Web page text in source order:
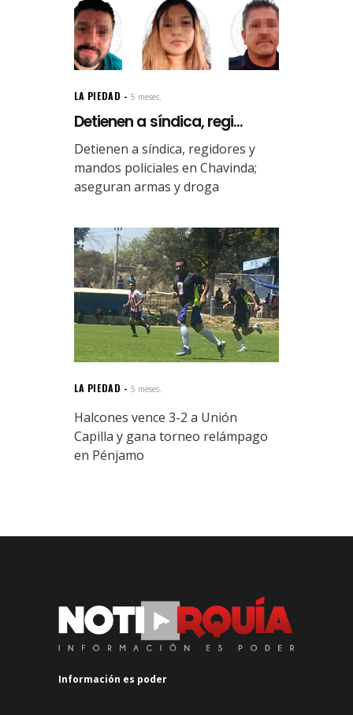
LA PIEDAD 5 meses.
Detienen a síndica, regi...
Detienen a síndica, regidores y
mandos policiales en Chavinda;
aseguran armas y droga
LA PIEDAD 5 meses.
Halcones vence 3-2 a Unión
Capilla y gana torneo relámpago
en Pénjamo
Información es poder